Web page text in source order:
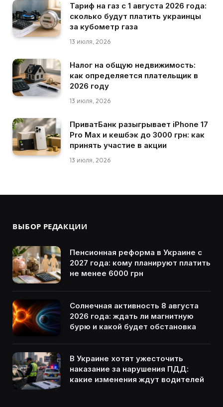
Тариф на газ с 1 августа 2026 года:
сколько будут платить украинцы
за кубометр газа
13 июля, 2026
Налог на общую недвижимость:
как определяется плательщик в
2026 году
13 июля, 2026
ПриватБанк разыгрывает iPhone 17
Pro Max и кешбэк до 3000 грн: как
принять участие в акции
13 июля, 2026
ВЫБОР РЕДАКЦИИ
Пенсионная реформа в Украине с
2027 года: кому планируют платить
не менее 6000 грн
Солнечная активность 8 августа
2026 года: ждать ли магнитную
бурю и какой будет обстановка
В Украине хотят ужесточить
наказание за нарушения ПДД:
какие изменения ждут водителей